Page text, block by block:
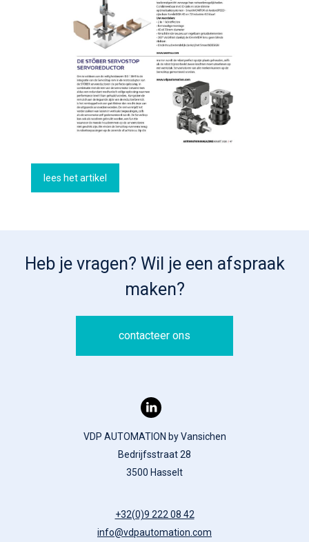
lees het artikel
Heb je vragen? Wil je een afspraak
maken?
contacteer ons
VDP AUTOMATION by Vansichen
Bedrijfsstraat 28
3500 Hasselt
+32(0)9 222 08 42
info@vdpautomation.com